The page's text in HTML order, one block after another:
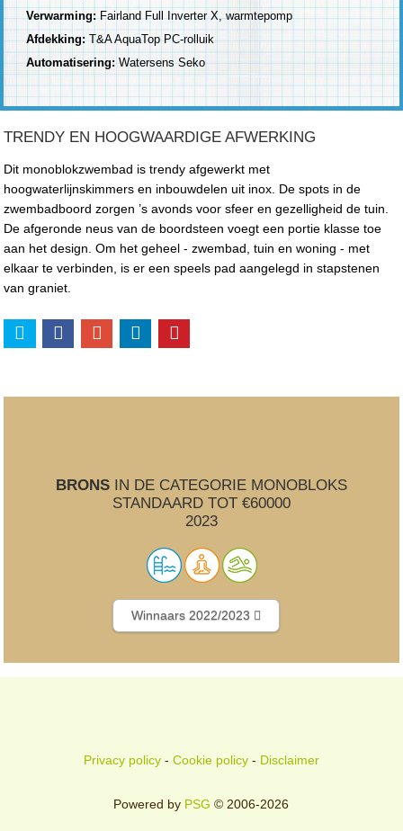
Verwarming:Fairland Full Inverter X, warmtepomp
Afdekking:T&A AquaTop PC-rolluik
Automatisering:Watersens Seko
TRENDY EN HOOGWAARDIGE AFWERKING
Dit monoblokzwembad is trendy afgewerkt met
hoogwaterlijnskimmers en inbouwdelen uit inox. De spots in de
zwembadboord zorgen ’s avonds voor sfeer en gezelligheid de tuin.
De afgeronde neus van de boordsteen voegt een portie klasse toe
aan het design. Om het geheel - zwembad, tuin en woning - met
elkaar te verbinden, is er een speels pad aangelegd in stapstenen
van graniet.
BRONSIN DE CATEGORIE MONOBLOKS
STANDAARD TOT €60000
2023
Winnaars 2022/2023
Privacy policy- Cookie policy- Disclaimer
Powered by PSG © 2006-2026